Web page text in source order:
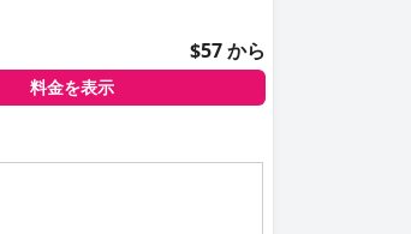
$57 から
料金を表示